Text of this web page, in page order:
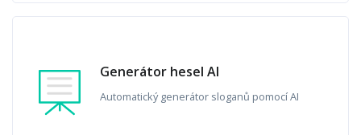
Generátor hesel AI
Automatický generátor sloganů pomocí AI